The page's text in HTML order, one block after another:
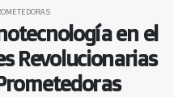
en el
Revolucionarias